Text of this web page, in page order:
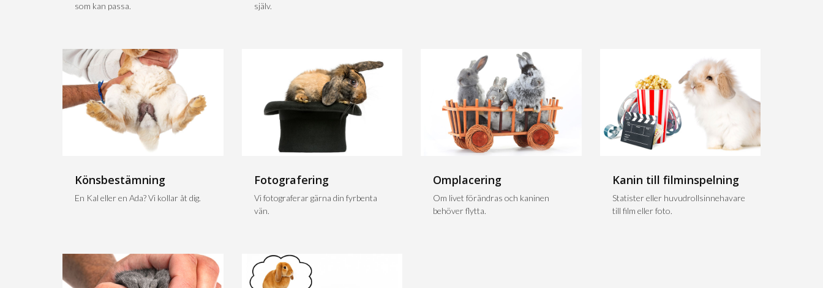
som kan passa.
själv.
Könsbestämning
En Kal eller en Ada? Vi kollar åt dig.
Fotografering
Vi fotograferar gärna din fyrbenta
vän.
Omplacering
Om livet förändras och kaninen
behöver flytta.
Kanin till filminspelning
Statister eller huvudrollsinnehavare
till film eller foto.